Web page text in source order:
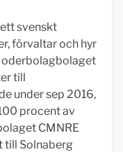
svenskt
förvaltar och hyr
till
under sep 2016,
procent av
CMNRE
till Solnaberg